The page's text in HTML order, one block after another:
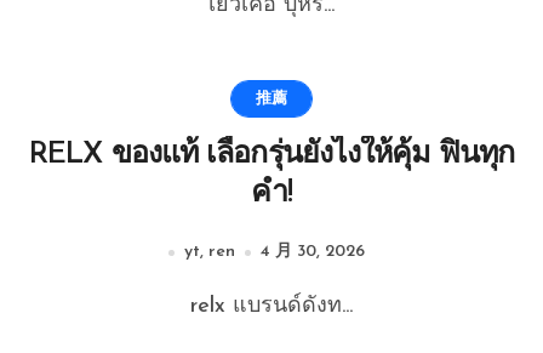
เยว่เค่อ บุหรี่...
推薦
RELX ของแท้ เลือกรุ่นยังไงให้คุ้ม ฟินทุก
คำ!
yt, ren 4 月 30, 2026
relx แบรนด์ดังท...